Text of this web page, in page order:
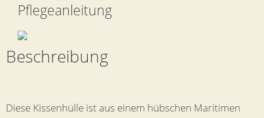
Pflegeanleitung
Beschreibung
Diese Kissenhülle ist aus einem hübschen Maritimen